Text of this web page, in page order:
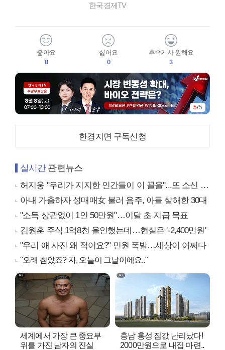
한국경제TV
좋아요
0
싫어요
0
후속기사 원해요
3
5/5
한경지면 구독신청
실시간관련뉴스
허지웅 "우리가 지지한 인간들이 이 꼴을"...또 소신 발언
아내 가출하자 성매매女 불러 음주, 아들 살해한 30대
"소득 상관없이 1인 50만원"…이달 초 지급 목표
김원훈 주식 1억8천 올인했는데…현실은 '-2,400만원'
"우리 애 사진 왜 적어요?" 민원 폭발…세상이 어쩌다
"오래 참았죠? 자, 오늘이 그날이에요.."
세계에서 가장 큰 중요부
위를 가진 남자의 진실
충남 홍성 집값 난리났다!
2000만원으로 내집 마련..